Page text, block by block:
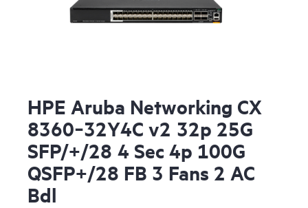
HPE Aruba Networking CX
8360‑32Y4C v2 32p 25G
SFP/+/28 4 Sec 4p 100G
QSFP+/28 FB 3 Fans 2 AC
Bdl